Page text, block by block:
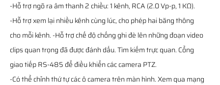
-Hỗ trợ ngõ ra âm thanh 2 chiều: 1 kênh, RCA (2.0 Vp-p, 1 KΩ).
-Hỗ trợ xem lại nhiều kênh cùng lúc, cho phép hai băng thông
cho mỗi kênh. -Hỗ trợ chế độ chống ghi đè lên những đoạn video
clips quan trọng đã được đánh dấu. Tìm kiếm trực quan. Cổng
giao tiếp RS-485 để điều khiển các camera PTZ.
-Có thể chỉnh thứ tự các ô camera trên màn hình. Xem qua mạng